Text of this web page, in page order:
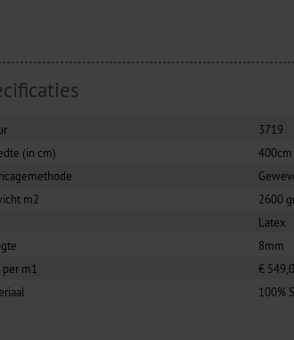
3719
(in cm)
400cm
m2
2600
Latex
8mm
per m1
€
100%